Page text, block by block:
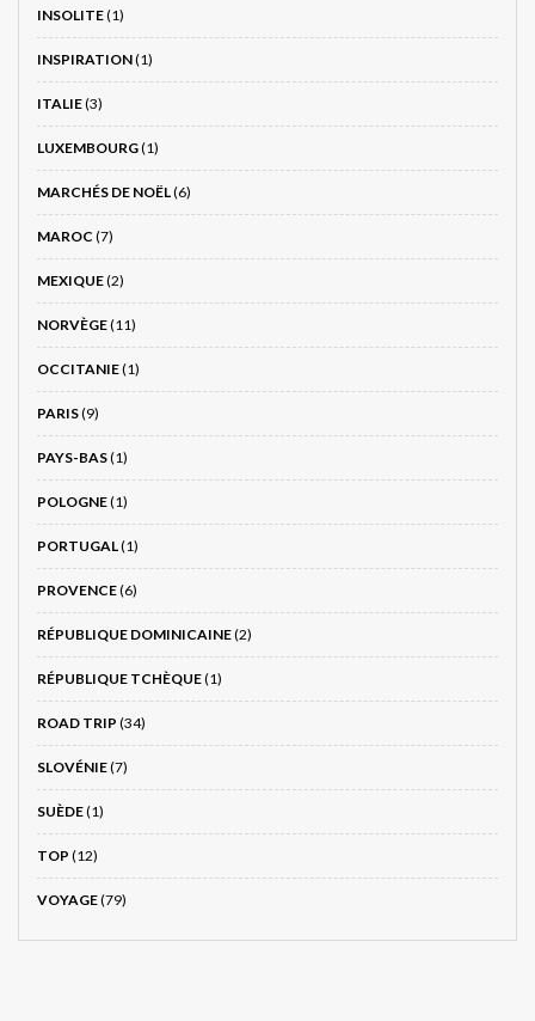
INSOLITE(1)
INSPIRATION(1)
ITALIE(3)
LUXEMBOURG(1)
MARCHÉS DE NOËL(6)
MAROC (7)
MEXIQUE(2)
NORVÈGE(11)
OCCITANIE(1)
PARIS(9)
PAYS-BAS(1)
POLOGNE(1)
PORTUGAL(1)
PROVENCE(6)
RÉPUBLIQUE DOMINICAINE(2)
RÉPUBLIQUE TCHÈQUE(1)
ROAD TRIP (34)
SLOVÉNIE(7)
SUÈDE(1)
TOP (12)
VOYAGE(79)